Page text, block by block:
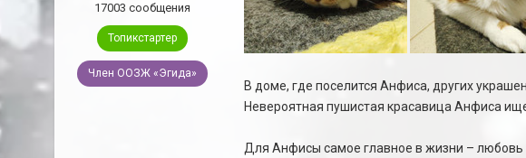
17003 сообщения
Топикстартер
Член ООЗЖ «Эгида»
В доме, где поселится Анфиса, других
Невероятная пушистая красавица Анфиса
Для Анфисы самое главное в жизни – любовь